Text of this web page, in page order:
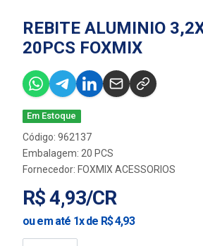
REBITE ALUMINIO
20PCS FOXMIX
Em Estoque
Código: 962137
Embalagem: 20 PCS
Fornecedor: FOXMIX ACESSORIOS
R$ 4,93/CR
ou em até 1x de R$ 4,93